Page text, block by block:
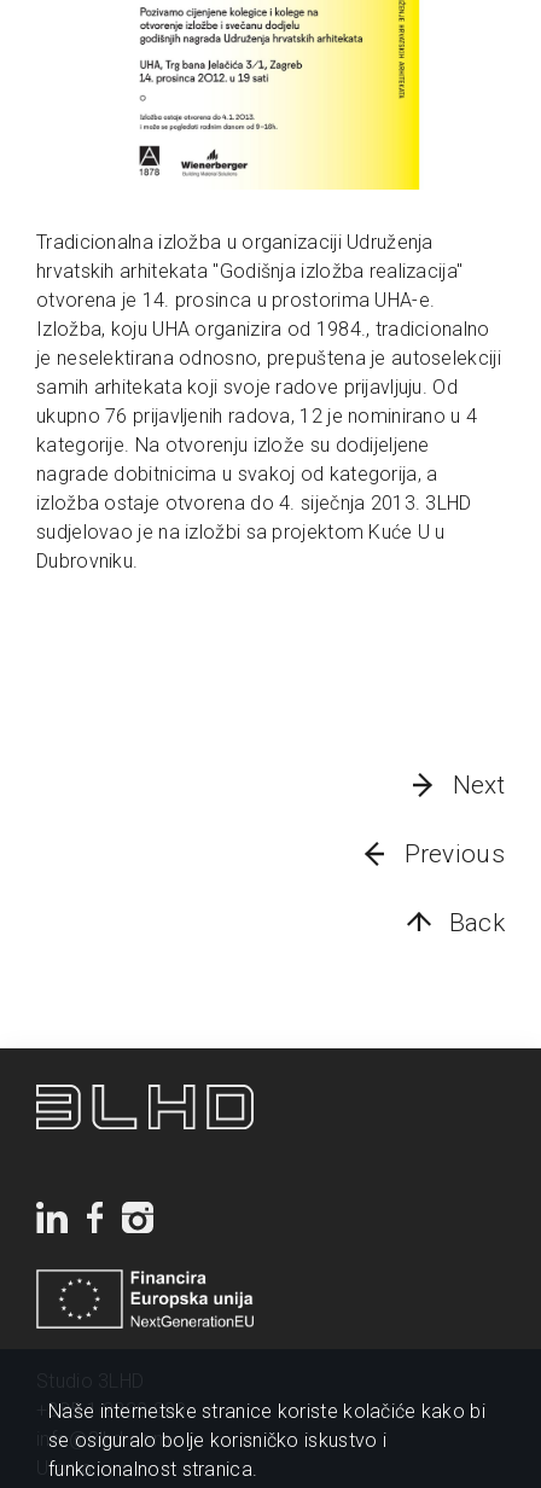
Tradicionalna izložba u organizaciji Udruženja
hrvatskih arhitekata "Godišnja izložba realizacija"
otvorena je 14. prosinca u prostorima UHA-e.
Izložba, koju UHA organizira od 1984., tradicionalno
je neselektirana odnosno, prepuštena je autoselekciji
samih arhitekata koji svoje radove prijavljuju. Od
ukupno 76 prijavljenih radova, 12 je nominirano u 4
kategorije. Na otvorenju izlože su dodijeljene
nagrade dobitnicima u svakoj od kategorija, a
izložba ostaje otvorena do 4. siječnja 2013. 3LHD
sudjelovao je na izložbi sa projektom Kuće U u
Dubrovniku.
Next
Previous
Back
+385 1 2320 200
info@3lhd.com
Urania
Naše internetske stranice koriste kolačiće kako bi
se osiguralo bolje korisničko iskustvo i
funkcionalnost stranica.